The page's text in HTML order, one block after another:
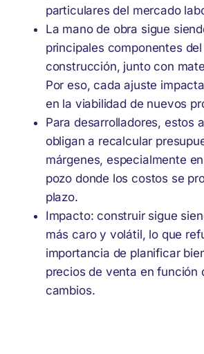
particulares del mercado
La mano de obra sigue
principales componentes
construcción, junto con
Por eso, cada ajuste
en la viabilidad de nuevos
Para desarrolladores, estos
obligan a recalcular
márgenes, especialmente
pozo donde los costos se
plazo.
Impacto: construir sigue
más caro y volátil, lo que
importancia de planificar
precios de venta en función
cambios.